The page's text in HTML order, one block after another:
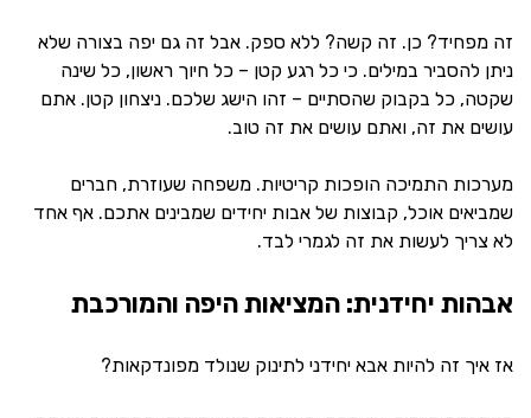
זה מפחיד? כן. זה קשה? ללא ספק. אבל זה גם יפה בצורה שלא
ניתן להסביר במילים. כי כל רגע קטן – כל חיוך ראשון, כל שינה
שקטה, כל בקבוק שהסתיים – זהו הישג שלכם. ניצחון קטן. אתם
עושים את זה, ואתם עושים את זה טוב.
מערכות התמיכה הופכות קריטיות. משפחה שעוזרת, חברים
שמביאים אוכל, קבוצות של אבות יחידים שמבינים אתכם. אף אחד
לא צריך לעשות את זה לגמרי לבד.
אבהות יחידנית: המציאות היפה והמורכבת
אז איך זה להיות אבא יחידני לתינוק שנולד מפונדקאות?